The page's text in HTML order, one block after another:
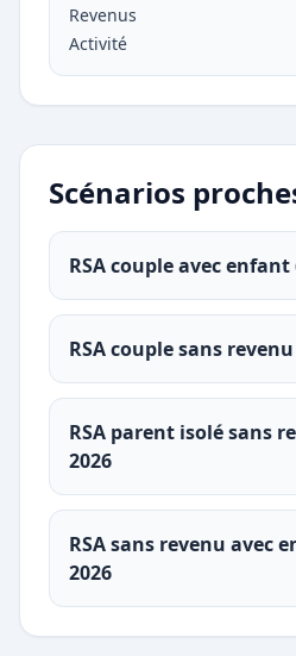
Revenus
Activité
Scénarios
RSA couple avec enfant
RSA couple sans
RSA parent isolé sans
2026
RSA sans revenu avec
2026